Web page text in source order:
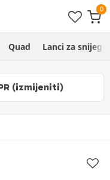
Quad Lanci za snijeg
(izmijeniti)